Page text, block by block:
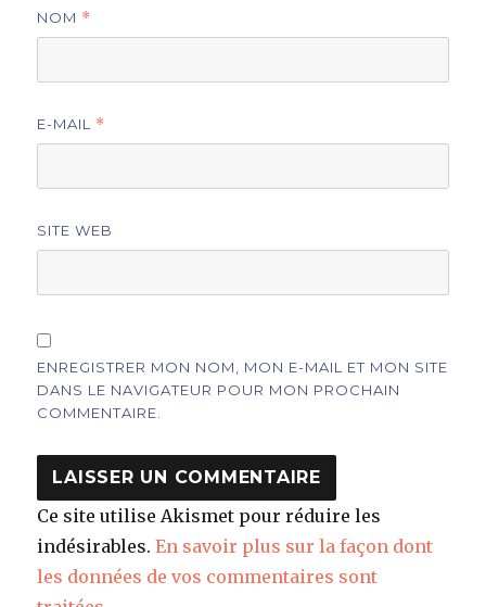
NOM *
E-MAIL *
SITE WEB
ENREGISTRER MON NOM, MON E-MAIL ET MON SITE
DANS LE NAVIGATEUR POUR MON PROCHAIN
COMMENTAIRE.
Ce site utilise Akismet pour réduire les
indésirables.En savoir plus sur la façon dont
les données de vos commentaires sont